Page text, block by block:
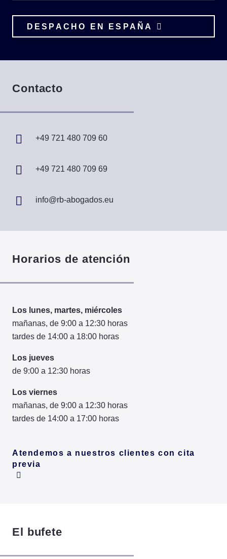
DESPACHO EN ESPAÑA
Contacto
+49 721 480 709 60
+49 721 480 709 69
info@rb-abogados.eu
Horarios de atención
Los lunes, martes, miércoles
mañanas, de 9:00 a 12:30 horas
tardes de 14:00 a 18:00 horas
Los jueves
de 9:00 a 12:30 horas
Los viernes
mañanas, de 9:00 a 12:30 horas
tardes de 14:00 a 17:00 horas
Atendemos a nuestros clientes con cita
previa
El bufete